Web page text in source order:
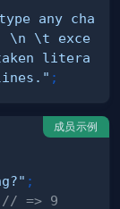
any cha
\n \t exce
litera
;
成员示例
;
// => 9